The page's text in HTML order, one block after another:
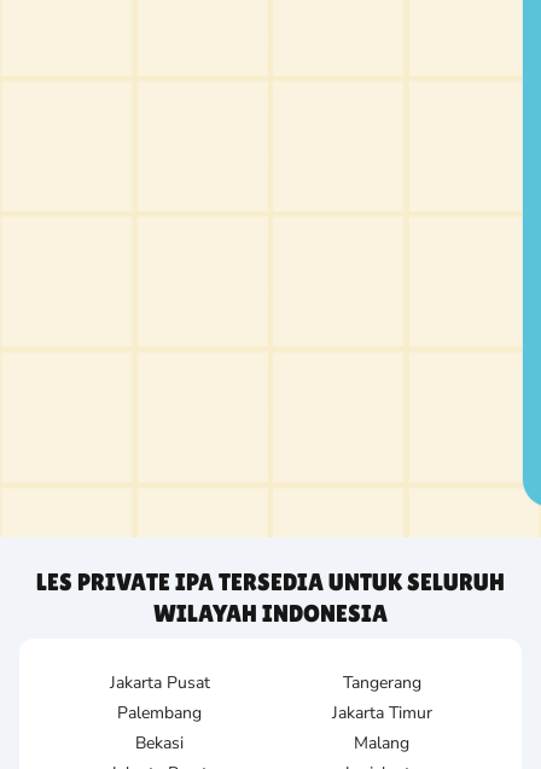
LES PRIVATE IPA TERSEDIA UNTUK SELURUH
WILAYAH INDONESIA
Jakarta Pusat
Tangerang
Palembang
Jakarta Timur
Bekasi
Malang